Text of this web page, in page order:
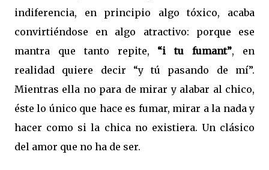
indiferencia, en principio algo tóxico, acaba
convirtiéndose en algo atractivo: porque ese
mantra que tanto repite, “i tu fumant”, en
realidad quiere decir “y tú pasando de mí”.
Mientras ella no para de mirar y alabar al chico,
éste lo único que hace es fumar, mirar a la nada y
hacer como si la chica no existiera. Un clásico
del amor que no ha de ser.